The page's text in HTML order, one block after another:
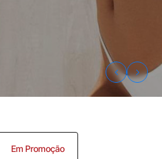
Em Promoção